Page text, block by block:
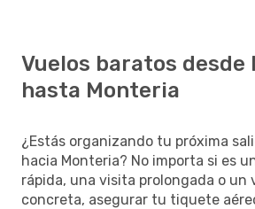
Vuelos baratos desde
hasta Monteria
¿Estás organizando tu próxima
hacia Monteria? No importa si es
rápida, una visita prolongada o un
concreta, asegurar tu tiquete